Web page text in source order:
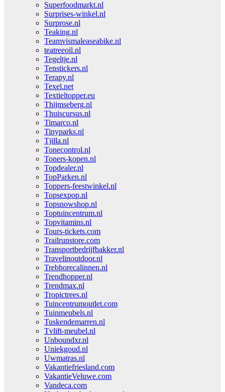
Superfoodmarkt.nl
Surprises-winkel.nl
Surprose.nl
Teaking.nl
Teamvismaleaseabike.nl
teatreeoil.nl
Tegeltje.nl
Tenstickers.nl
Terapy.nl
Texel.net
Textieltopper.eu
Thijmseberg.nl
Thuiscursus.nl
Timarco.nl
Tinyparks.nl
Tjilla.nl
Tonecontrol.nl
Toners-kopen.nl
Topdealer.nl
TopParken.nl
Toppers-feestwinkel.nl
Topsexpop.nl
Topsnowshop.nl
Toptuincentrum.nl
Topvitamins.nl
Tours-tickets.com
Trailrunstore.com
Transportbedrijfbakker.nl
Travelinoutdoor.nl
Trebhorecalinnen.nl
Trendhopper.nl
Trendmax.nl
Tropictrees.nl
Tuincentrumoutlet.com
Tuinmeubels.nl
Tuskendemarren.nl
Tvlift-meubel.nl
Unboundxr.nl
Uniekgoud.nl
Uwmatras.nl
Vakantiefriesland.com
VakantieVeluwe.com
Vandeca.com